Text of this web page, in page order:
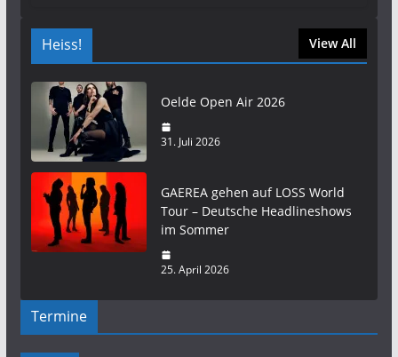
Heiss! View All
Oelde Open Air 2026
31. Juli 2026
GAEREA gehen auf LOSS World
Tour – Deutsche Headlineshows
im Sommer
25. April 2026
Termine